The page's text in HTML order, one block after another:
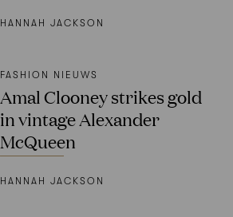
HANNAH JACKSON
FASHION NIEUWS
Amal Clooney strikes gold
in vintage Alexander
McQueen
HANNAH JACKSON